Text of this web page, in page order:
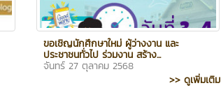
ขอเชิญนักศึกษาใหม่ ผู้ว่างงาน และ
ประชาชนทั่วไป ร่วมงาน สร้าง...
จันทร์ 27 ตุลาคม 2568
>> ดูเพิ่มเติม